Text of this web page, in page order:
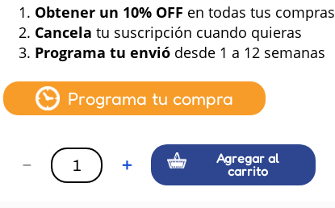
1. Obtener un 10% OFF en todas tus compras
2. Cancela tu suscripción cuando quieras
3. Programa tu envió desde 1 a 12 semanas
Programa tu compra
＋
－
Agregar al
carrito